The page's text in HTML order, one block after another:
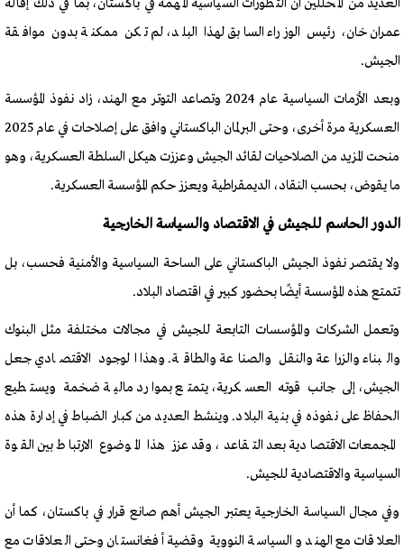
العديد من المحللين أن التطورات السياسية المهمة في باكستان، بما في ذلك إقالة
عمران خان، رئيس الوزراء السابق لهذا البلد، لم تكن ممكنة بدون موافقة
الجيش.
وبعد الأزمات السياسية عام 2024 وتصاعد التوتر مع الهند، زاد نفوذ المؤسسة
العسكرية مرة أخرى، وحتى البرلمان الباكستاني وافق على إصلاحات في عام 2025
منحت المزيد من الصلاحيات لقائد الجيش وعززت هيكل السلطة العسكرية، وهو
ما يقوض، بحسب النقاد، الديمقراطية ويعزز حكم المؤسسة العسكرية.
الدور الحاسم للجيش في الاقتصاد والسياسة الخارجية
ولا يقتصر نفوذ الجيش الباكستاني على الساحة السياسية والأمنية فحسب، بل
تتمتع هذه المؤسسة أيضًا بحضور كبير في اقتصاد البلاد.
وتعمل الشركات والمؤسسات التابعة للجيش في مجالات مختلفة مثل البنوك
والبناء والزراعة والنقل والصناعة والطاقة. وهذا الوجود الاقتصادي جعل
الجيش، إلى جانب قوته العسكرية، يتمتع بموارد مالية ضخمة ويستطيع
الحفاظ على نفوذه في بنية البلاد. وينشط العديد من كبار الضباط في إدارة هذه
المجمعات الاقتصادية بعد التقاعد، وقد عزز هذا الموضوع الارتباط بين القوة
السياسية والاقتصادية للجيش.
وفي مجال السياسة الخارجية يعتبر الجيش أهم صانع قرار في باكستان، كما أن
العلاقات مع الهند والسياسة النووية وقضية أفغانستان وحتى العلاقات مع